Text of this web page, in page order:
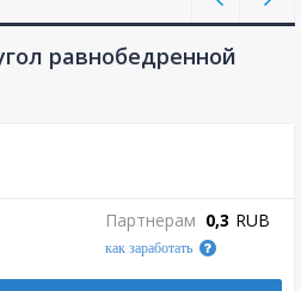
Doc+PDF) (8689)
равнобедренной
Партнерам 0,3 RUB
как заработать